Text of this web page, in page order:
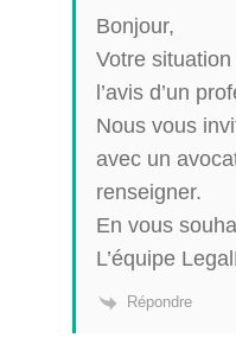
Bonjour,
Votre
l’avis d’un
Nous vous
avec un
renseigner.
En vous
L’équipe
Répondre